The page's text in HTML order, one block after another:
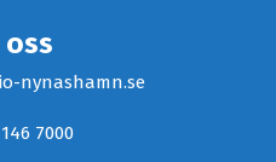
oss
nynashamn.se
7000